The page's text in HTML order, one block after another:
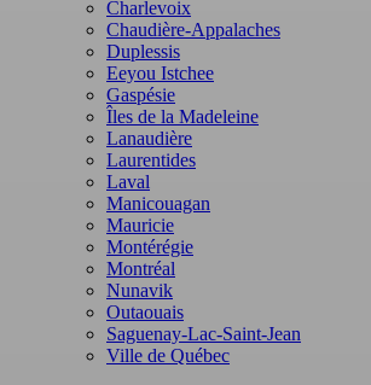
Charlevoix
Chaudière-Appalaches
Duplessis
Eeyou Istchee
Gaspésie
Îles de la Madeleine
Lanaudière
Laurentides
Laval
Manicouagan
Mauricie
Montérégie
Montréal
Nunavik
Outaouais
Saguenay-Lac-Saint-Jean
Ville de Québec